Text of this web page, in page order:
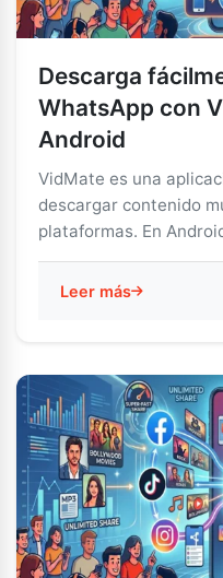
Descarga
WhatsApp con
Android
VidMate es una
descargar contenido
plataformas. En
Leer más